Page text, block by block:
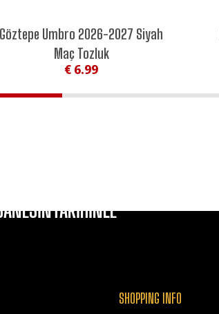
NEW SEASON
NEW
Göztepe Umbro 2026-2027 Siyah
Maç Tozluk
€ 6.99
SHOPPING INFO